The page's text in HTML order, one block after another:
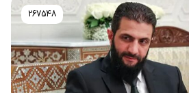
267548